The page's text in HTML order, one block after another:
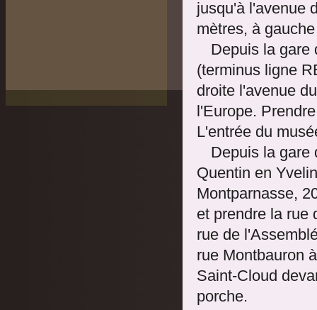
jusqu'à l'avenue
mètres, à
Depuis la gare
(terminus ligne
droite l'avenue
l'Europe.
L'entrée du
Depuis la gare
Quentin en
Montparnasse,
et prendre la rue
rue de
rue Montbauron
Saint-Cloud
porche.